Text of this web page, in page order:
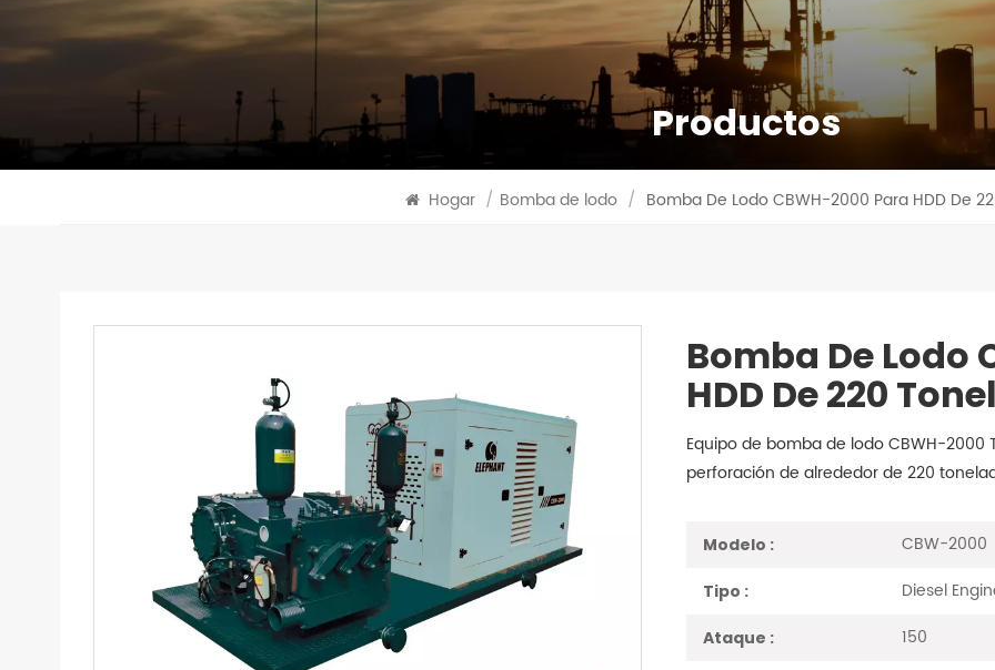
Productos
Hogar / Bomba de lodo / Bomba De Lodo CBWH-2000 Para HDD De
Bomba De Lodo
HDD De 220
Equipo de bomba de lodo CBWH-
perforación de alrededor de 220
Modelo : CBW-2000
Tipo : Diesel
Ataque : 150